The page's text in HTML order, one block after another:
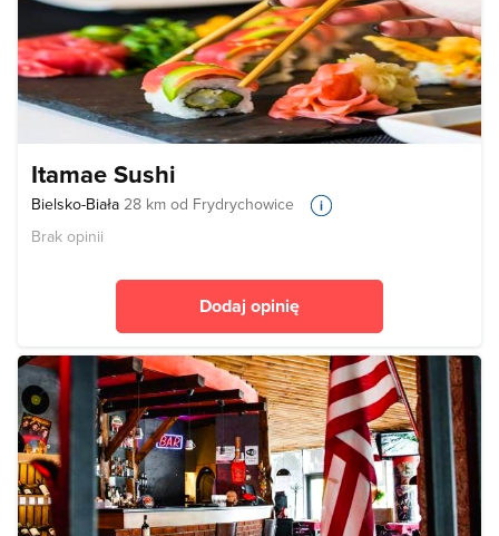
Itamae Sushi
Bielsko-Biała 28 km od Frydrychowice
Brak opinii
Dodaj opinię